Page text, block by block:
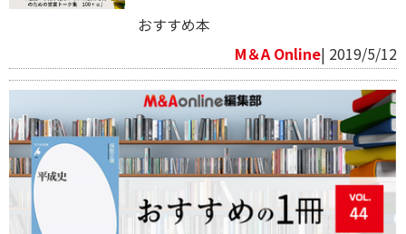
おすすめ本
M＆A Online| 2019/5/12